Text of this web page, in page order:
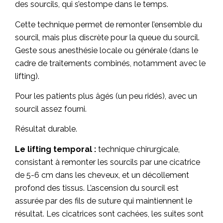
des sourcils, qui s’estompe dans le temps.
Cette technique permet de remonter l’ensemble du
sourcil, mais plus discrète pour la queue du sourcil.
Geste sous anesthésie locale ou générale (dans le
cadre de traitements combinés, notamment avec le
lifting).
Pour les patients plus âgés (un peu ridés), avec un
sourcil assez fourni.
Résultat durable.
Le lifting temporal : technique chirurgicale,
consistant à remonter les sourcils par une cicatrice
de 5-6 cm dans les cheveux, et un décollement
profond des tissus. L’ascension du sourcil est
assurée par des fils de suture qui maintiennent le
résultat. Les cicatrices sont cachées, les suites sont